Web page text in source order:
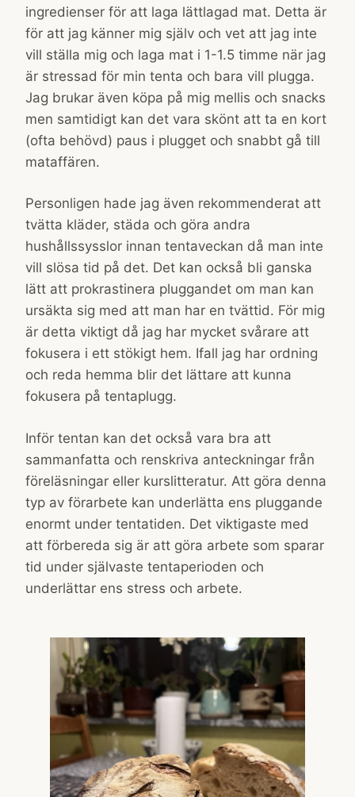
ingredienser för att laga lättlagad mat. Detta är
för att jag känner mig själv och vet att jag inte
vill ställa mig och laga mat i 1-1.5 timme när jag
är stressad för min tenta och bara vill plugga.
Jag brukar även köpa på mig mellis och snacks
men samtidigt kan det vara skönt att ta en kort
(ofta behövd) paus i plugget och snabbt gå till
mataffären.
Personligen hade jag även rekommenderat att
tvätta kläder, städa och göra andra
hushållssysslor innan tentaveckan då man inte
vill slösa tid på det. Det kan också bli ganska
lätt att prokrastinera pluggandet om man kan
ursäkta sig med att man har en tvättid. För mig
är detta viktigt då jag har mycket svårare att
fokusera i ett stökigt hem. Ifall jag har ordning
och reda hemma blir det lättare att kunna
fokusera på tentaplugg.
Inför tentan kan det också vara bra att
sammanfatta och renskriva anteckningar från
föreläsningar eller kurslitteratur. Att göra denna
typ av förarbete kan underlätta ens pluggande
enormt under tentatiden. Det viktigaste med
att förbereda sig är att göra arbete som sparar
tid under självaste tentaperioden och
underlättar ens stress och arbete.